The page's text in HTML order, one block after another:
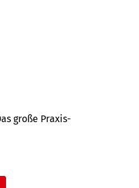
große Praxis-